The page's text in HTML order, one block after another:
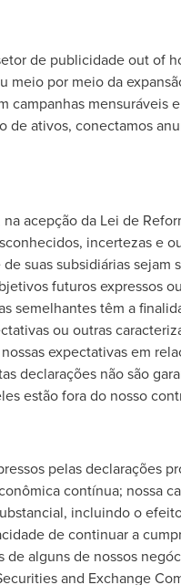
de publicidade out of
meio por meio da
campanhas mensuráveis
de ativos, conectamos
acepção da Lei de
incertezas e
suas subsidiárias sejam
futuros expressos
semelhantes têm a
ou outras
expectativas em
declarações não são
estão fora do nosso
pelas declarações
contínua; nossa
incluindo o
de continuar a
de alguns de nossos
and Exchange